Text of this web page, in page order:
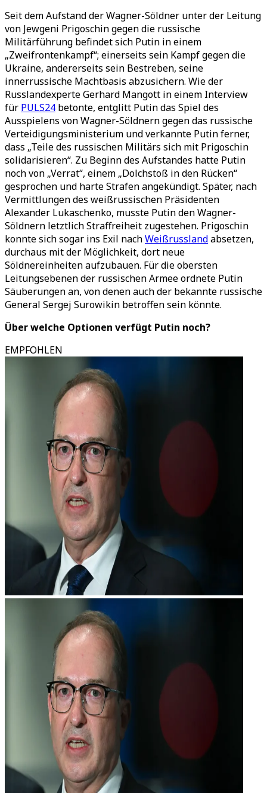
Seit dem Aufstand der Wagner-Söldner unter der Leitung
von Jewgeni Prigoschin gegen die russische
Militärführung befindet sich Putin in einem
„Zweifrontenkampf“; einerseits sein Kampf gegen die
Ukraine, andererseits sein Bestreben, seine
innerrussische Machtbasis abzusichern. Wie der
Russlandexperte Gerhard Mangott in einem Interview
für PULS24 betonte, entglitt Putin das Spiel des
Ausspielens von Wagner-Söldnern gegen das russische
Verteidigungsministerium und verkannte Putin ferner,
dass „Teile des russischen Militärs sich mit Prigoschin
solidarisieren“. Zu Beginn des Aufstandes hatte Putin
noch von „Verrat“, einem „Dolchstoß in den Rücken“
gesprochen und harte Strafen angekündigt. Später, nach
Vermittlungen des weißrussischen Präsidenten
Alexander Lukaschenko, musste Putin den Wagner-
Söldnern letztlich Straffreiheit zugestehen. Prigoschin
konnte sich sogar ins Exil nachWeißrusslandabsetzen,
durchaus mit der Möglichkeit, dort neue
Söldnereinheiten aufzubauen. Für die obersten
Leitungsebenen der russischen Armee ordnete Putin
Säuberungen an, von denen auch der bekannte russische
General Sergej Surowikin betroffen sein könnte.
Über welche Optionen verfügt Putin noch?
EMPFOHLEN